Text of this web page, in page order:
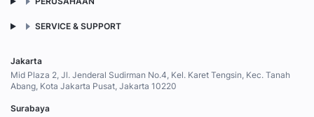
SERVICE & SUPPORT
Jakarta
Mid Plaza 2, Jl. Jenderal Sudirman No.4, Kel. Karet Tengsin, Kec. Tanah
Abang, Kota Jakarta Pusat, Jakarta 10220
Surabaya